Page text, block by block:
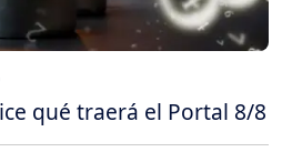
qué traerá el Portal 8/8